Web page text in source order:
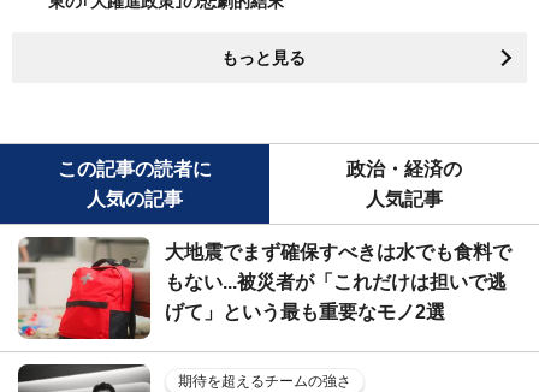
もっと見る
この記事の読者に
人気の記事
政治・経済の
人気記事
大地震でまず確保すべきは水でも食料で
もない...被災者が「これだけは担いで逃
げて」という最も重要なモノ2選
期待を超えるチームの強さ